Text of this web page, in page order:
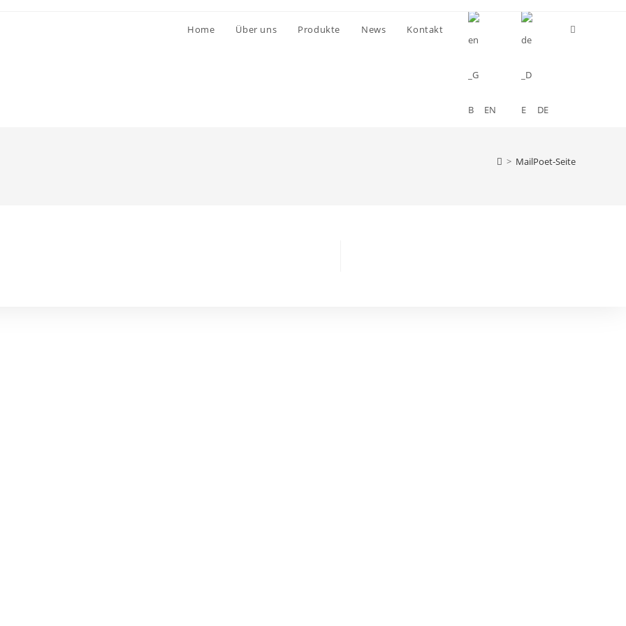
Home Über uns Produkte News Kontakt
EN DE
Website-
> MailPoet-Seite